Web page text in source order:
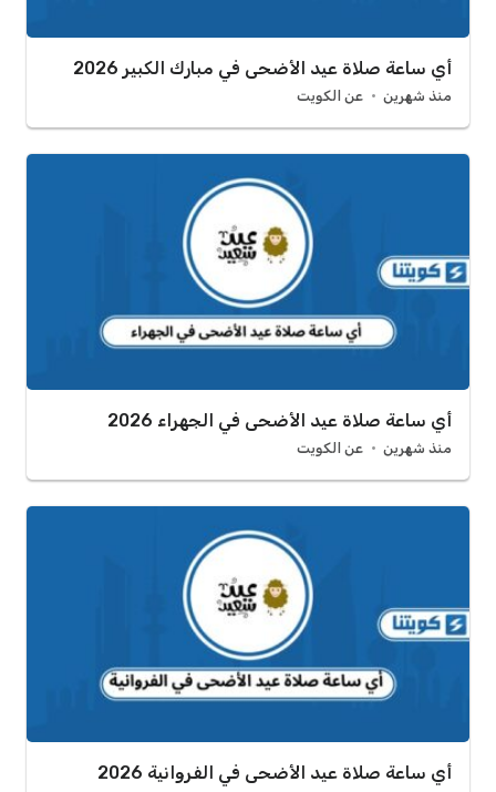
أي ساعة صلاة عيد الأضحى في مبارك الكبير 2026
منذ شهرين عن الكويت
أي ساعة صلاة عيد الأضحى في الجهراء 2026
منذ شهرين عن الكويت
أي ساعة صلاة عيد الأضحى في الفروانية 2026